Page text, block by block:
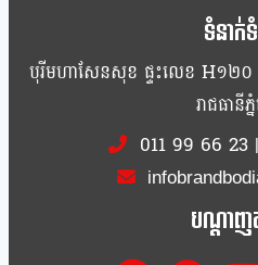
ទំនាក់
បុរីមហាសែនសុខ ផ្ទះលេខ H១២០
រាជធានី
011 99 66 23|
បណ្ដាញ